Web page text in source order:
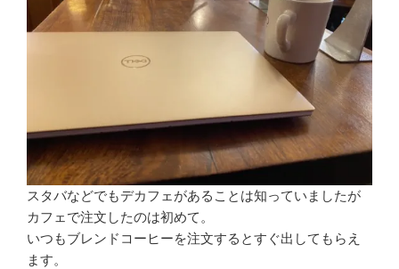
スタバなどでもデカフェがあることは知っていましたが
カフェで注文したのは初めて。
いつもブレンドコーヒーを注文するとすぐ出してもらえ
ます。